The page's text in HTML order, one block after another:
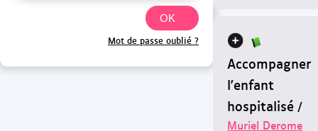
Accompagner
l'enfant
hospitalisé /
Muriel Derome
Mot de passe oublié ?